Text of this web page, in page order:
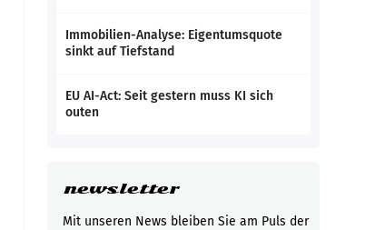
Immobilien-Analyse: Eigentumsquote
sinkt auf Tiefstand
EU AI-Act: Seit gestern muss KI sich
outen
newsletter
Mit unseren News bleiben Sie am Puls der